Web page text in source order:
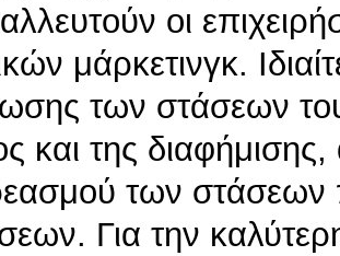
οι
μάρκετινγκ.
των στάσεων
και της
των στάσεων
Για την